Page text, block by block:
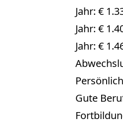
Jahr: €
Jahr: €
Jahr: €
Gute